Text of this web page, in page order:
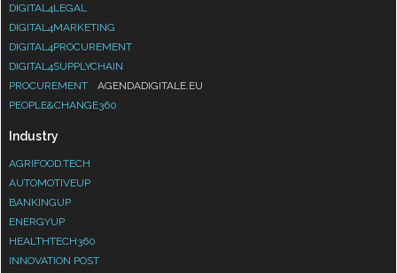
DIGITAL4LEGAL
DIGITAL4MARKETING
DIGITAL4PROCUREMENT
DIGITAL4SUPPLYCHAIN
PROCUREMENT
AGENDADIGITALE.EU
PEOPLE&CHANGE360
Industry
AGRIFOOD.TECH
AUTOMOTIVEUP
BANKINGUP
ENERGYUP
HEALTHTECH360
INNOVATION POST